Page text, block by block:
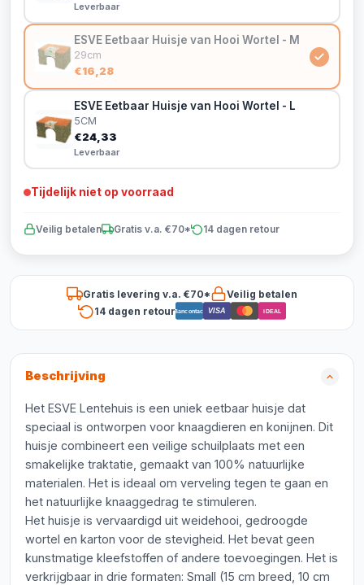
Leverbaar
ESVE Eetbaar Huisje van Hooi Wortel - M
29cm
€16,28
ESVE Eetbaar Huisje van Hooi Wortel - L
5CM
€24,33
Leverbaar
Tijdelijk niet op voorraad
Veilig betalen Gratis v.a. €70* 14 dagen retour
Gratis levering v.a. €70*
Veilig betalen
14 dagen retourBancontact VISA iDEAL
Beschrijving
Het ESVE Lentehuis is een uniek eetbaar huisje dat
speciaal is ontworpen voor knaagdieren en konijnen. Dit
huisje combineert een veilige schuilplaats met een
smakelijke traktatie, gemaakt van 100% natuurlijke
materialen. Het is ideaal om verveling tegen te gaan en
het natuurlijke knaaggedrag te stimuleren.
Het huisje is vervaardigd uit weidehooi, gedroogde
wortel en karton voor de stevigheid. Het bevat geen
kunstmatige kleefstoffen of andere toevoegingen. Het is
verkrijgbaar in drie formaten: Small (15 cm breed, 10 cm